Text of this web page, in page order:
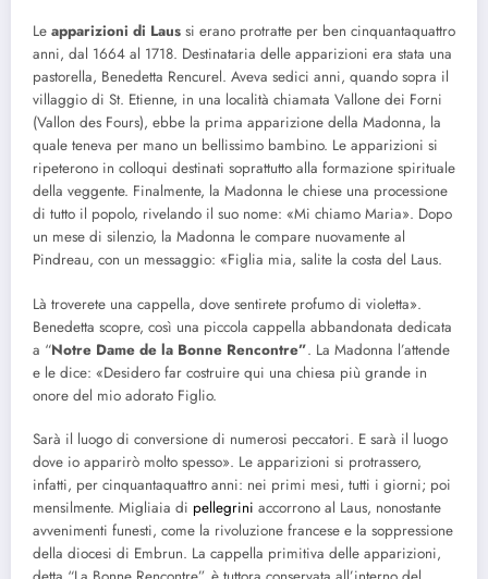
Le apparizioni di Laus si erano protratte per ben cinquantaquattro
anni, dal 1664 al 1718. Destinataria delle apparizioni era stata una
pastorella, Benedetta Rencurel. Aveva sedici anni, quando sopra il
villaggio di St. Etienne, in una località chiamata Vallone dei Forni
(Vallon des Fours), ebbe la prima apparizione della Madonna, la
quale teneva per mano un bellissimo bambino. Le apparizioni si
ripeterono in colloqui destinati soprattutto alla formazione spirituale
della veggente. Finalmente, la Madonna le chiese una processione
di tutto il popolo, rivelando il suo nome: «Mi chiamo Maria». Dopo
un mese di silenzio, la Madonna le compare nuovamente al
Pindreau, con un messaggio: «Figlia mia, salite la costa del Laus.
Là troverete una cappella, dove sentirete profumo di violetta».
Benedetta scopre, così una piccola cappella abbandonata dedicata
a “Notre Dame de la Bonne Rencontre”. La Madonna l’attende
e le dice: «Desidero far costruire qui una chiesa più grande in
onore del mio adorato Figlio.
Sarà il luogo di conversione di numerosi peccatori. E sarà il luogo
dove io apparirò molto spesso». Le apparizioni si protrassero,
infatti, per cinquantaquattro anni: nei primi mesi, tutti i giorni; poi
mensilmente. Migliaia di pellegrini accorrono al Laus, nonostante
avvenimenti funesti, come la rivoluzione francese e la soppressione
della diocesi di Embrun. La cappella primitiva delle apparizioni,